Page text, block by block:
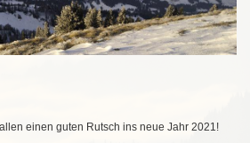
einen guten Rutsch ins neue Jahr 2021!